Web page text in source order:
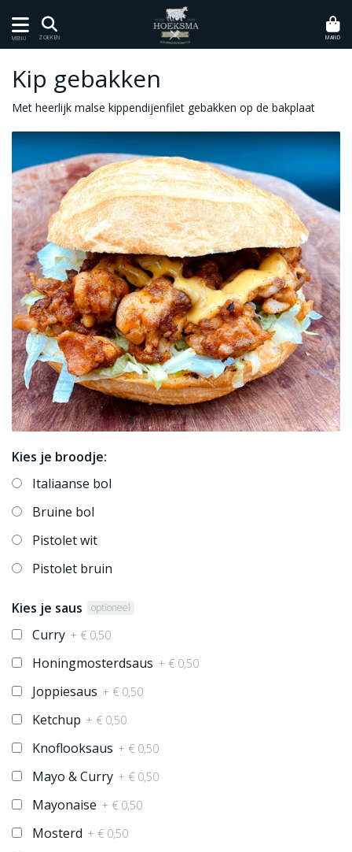
MENU ZOEKEN MAND
Kip gebakken
Met heerlijk malse kippendijenfilet gebakken op de bakplaat
Kies je broodje:
Italiaanse bol
Bruine bol
Pistolet wit
Pistolet bruin
Kies je saus optioneel
Curry + € 0,50
Honingmosterdsaus + € 0,50
Joppiesaus + € 0,50
Ketchup + € 0,50
Knoflooksaus + € 0,50
Mayo & Curry + € 0,50
Mayonaise + € 0,50
Mosterd + € 0,50